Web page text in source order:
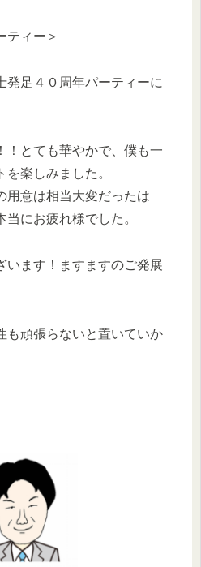
ティー＞
発足４０周年パーティーに
！とても華やかで、僕も一
楽しみました。
用意は相当大変だったは
にお疲れ様でした。
います！ますますのご発展
も頑張らないと置いていか